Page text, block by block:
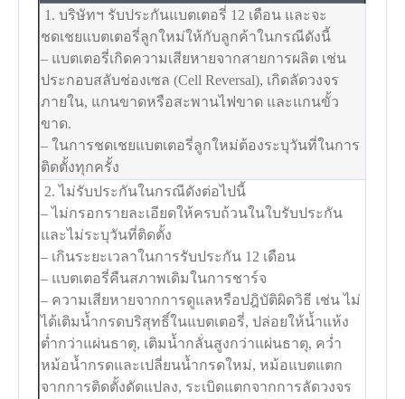
1. บริษัทฯ รับประกันแบตเตอรี่ 12 เดือน และจะ
ชดเชยแบตเตอรี่ลูกใหม่ให้กับลูกค้าในกรณีดังนี้
– แบตเตอรี่เกิดความเสียหายจากสายการผลิต เช่น
ประกอบสลับช่องเซล (Cell Reversal), เกิดลัดวงจร
ภายใน, แกนขาดหรือสะพานไฟขาด และแกนขั้ว
ขาด.
– ในการชดเชยแบตเตอรี่ลูกใหม่ต้องระบุวันที่ในการ
ติดตั้งทุกครั้ง
2. ไม่รับประกันในกรณีดังต่อไปนี้
– ไม่กรอกรายละเอียดให้ครบถ้วนในใบรับประกัน
และไม่ระบุวันที่ติดตั้ง
– เกินระยะเวลาในการรับประกัน 12 เดือน
– แบตเตอรี่คืนสภาพเดิมในการชาร์จ
– ความเสียหายจากการดูแลหรือปฎิบัติผิดวิธี เช่น ไม่
ได้เติมน้ำกรดบริสุทธิ์ในแบตเตอรี่, ปล่อยให้น้ำแห้ง
ต่ำกว่าแผ่นธาตุ, เติมน้ำกลั่นสูงกว่าแผ่นธาตุ, คว่ำ
หม้อน้ำกรดและเปลี่ยนน้ำกรดใหม่, หม้อแบตแตก
จากการติดตั้งดัดแปลง, ระเบิดแตกจากการลัดวงจร